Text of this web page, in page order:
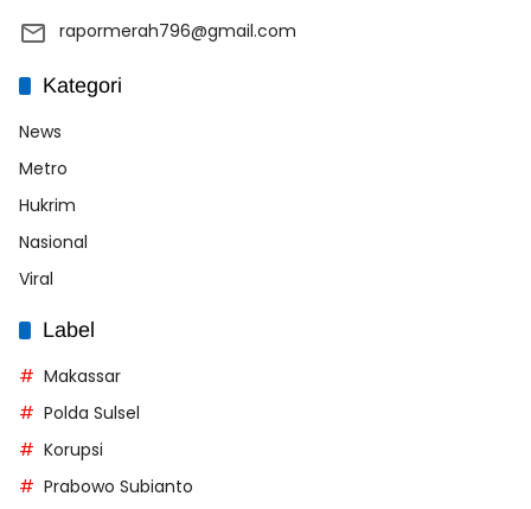
rapormerah796@gmail.com
Kategori
News
Metro
Hukrim
Nasional
Viral
Label
Makassar
Polda Sulsel
Korupsi
Prabowo Subianto